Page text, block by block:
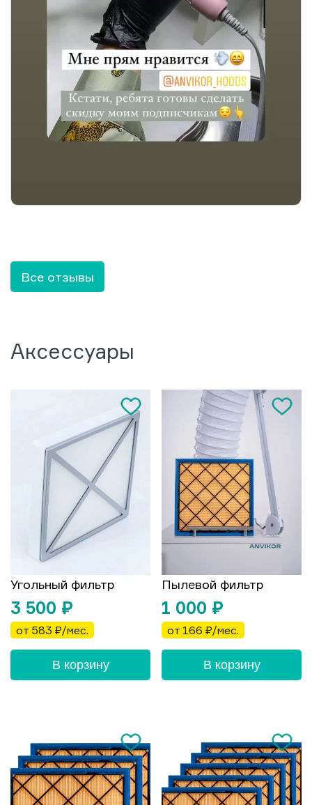
Все отзывы
Аксессуары
Угольный фильтр
3 500 ₽
от 583 ₽/мес.
В корзину
Пылевой фильтр
1 000 ₽
от 166 ₽/мес.
В корзину